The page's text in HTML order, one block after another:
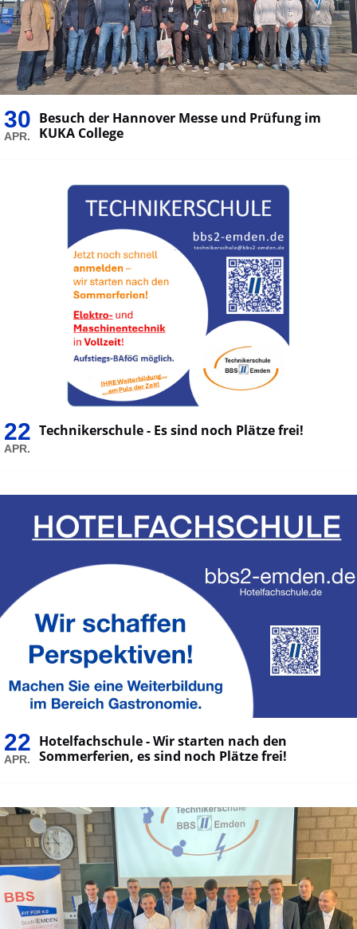
30
APR.
Besuch der Hannover Messe und Prüfung im
KUKA College
22
APR.
Technikerschule - Es sind noch Plätze frei!
22
APR.
Hotelfachschule - Wir starten nach den
Sommerferien, es sind noch Plätze frei!